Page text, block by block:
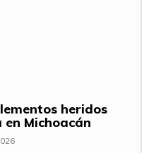
heridos
Michoacán